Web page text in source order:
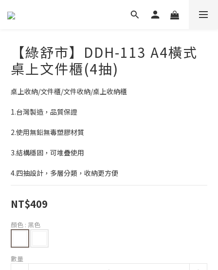
【綠舒市】DDH-113 A4橫式
桌上文件櫃(4抽)
桌上收納/文件櫃/文件收納/桌上收納櫃
1.台灣製造，品質保證
2.使用無鉛無毒塑膠材質
3.結構穩固，可堆疊使用
4.四抽設計，多層分類，收納更方便
NT$409
顏色 : 黑色
數量